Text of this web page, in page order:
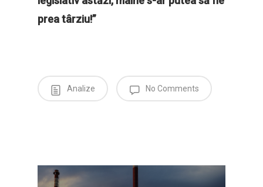
prea târziu!”
Analize No Comments